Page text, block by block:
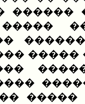
������
�����
�����